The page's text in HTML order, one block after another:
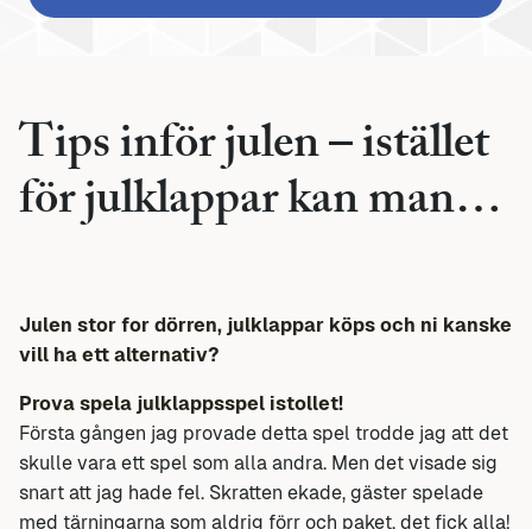
Tips inför julen – istället
för julklappar kan man…
Julen stor for dörren, julklappar köps och ni kanske
vill ha ett alternativ?
Prova spela julklappsspel istollet!
Första gången jag provade detta spel trodde jag att det
skulle vara ett spel som alla andra. Men det visade sig
snart att jag hade fel. Skratten ekade, gäster spelade
med tärningarna som aldrig förr och paket, det fick alla!